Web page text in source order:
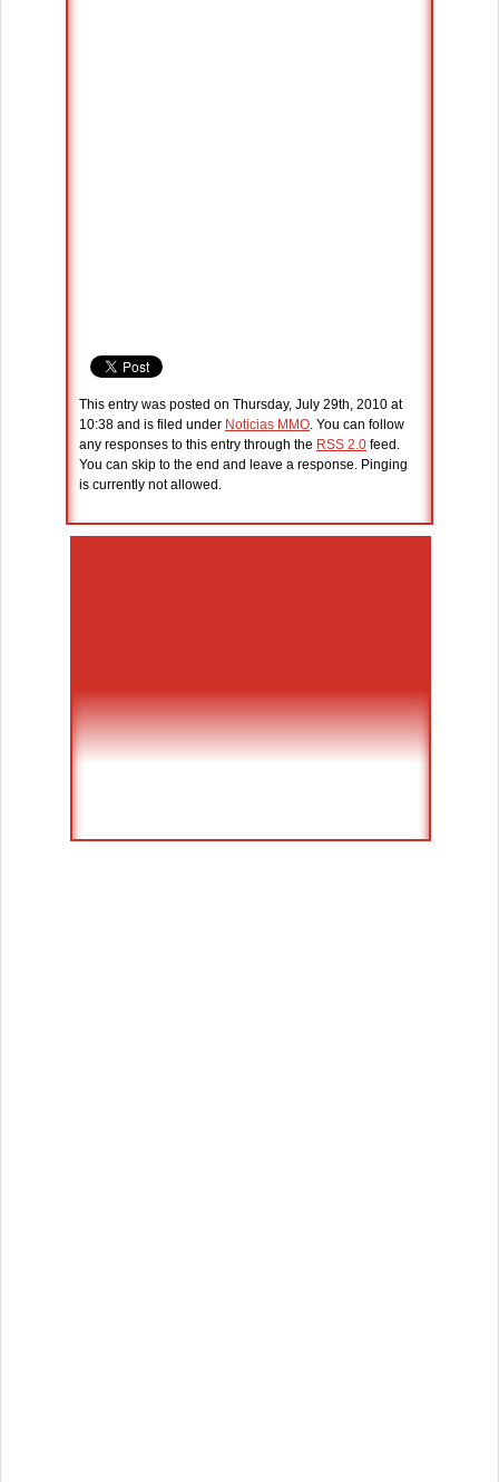
This entry was posted on Thursday, July 29th, 2010 at
10:38 and is filed under Noticias MMO. You can follow
any responses to this entry through the RSS 2.0 feed.
You can skip to the end and leave a response. Pinging
is currently not allowed.